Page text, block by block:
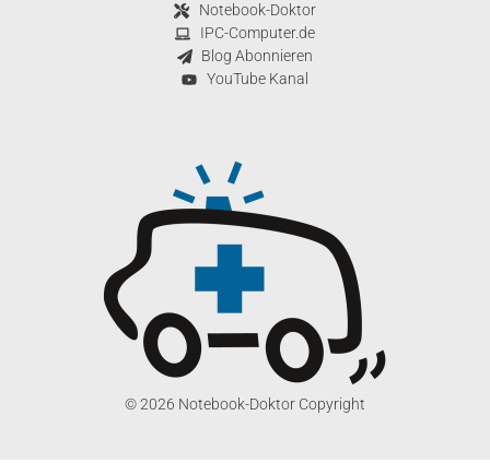
Notebook-Doktor
IPC-Computer.de
Blog Abonnieren
YouTube Kanal
© 2026 Notebook-Doktor Copyright